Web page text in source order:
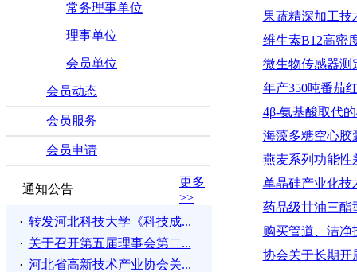
常务理事单位
理事单位
会员单位
会员动态
会员服务
会员申请
通知公告
更多
>>
· 转发河北科技大学《科技成...
· 关于召开第五届理事会第二...
· 河北省高新技术产业协会关...
果蔬精深加工技
维生素B12高密
微生物传感器测
年产350吨番茄
4β-氨基酸取代
海藻多糖空心胶
燕麦系列功能性
单晶硅产业化技
药品级甘油三酯
购买管道、洁净
协会关于长期开